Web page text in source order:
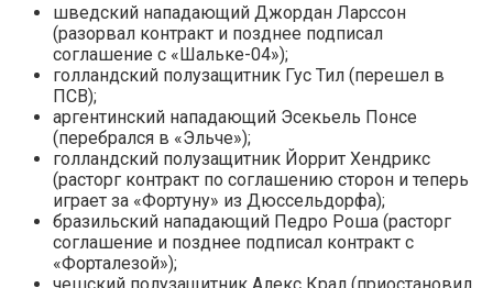
шведский нападающий Джордан Ларссон
(разорвал контракт и позднее подписал
соглашение с «Шальке-04»);
голландский полузащитник Гус Тил (перешел в
ПСВ);
аргентинский нападающий Эсекьель Понсе
(перебрался в «Эльче»);
голландский полузащитник Йоррит Хендрикс
(расторг контракт по соглашению сторон и теперь
играет за «Фортуну» из Дюссельдорфа);
бразильский нападающий Педро Роша (расторг
соглашение и позднее подписал контракт с
«Форталезой»);